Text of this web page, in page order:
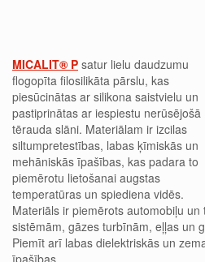
MICALIT® P satur lielu daudzumu
flogopīta filosilikāta pārslu, kas
piesūcinātas ar silikona saistvielu un
pastiprinātas ar iespiestu nerūsējošā
tērauda slāni. Materiālam ir izcilas
siltumpretestības, labas ķīmiskās un
mehāniskās īpašības, kas padara to
piemērotu lietošanai augstas
temperatūras un spiediena vidēs.
Materiāls ir piemērots automobiļu
sistēmām, gāzes turbīnām, eļļas un
Piemīt arī labas dielektriskās un
īpašības.